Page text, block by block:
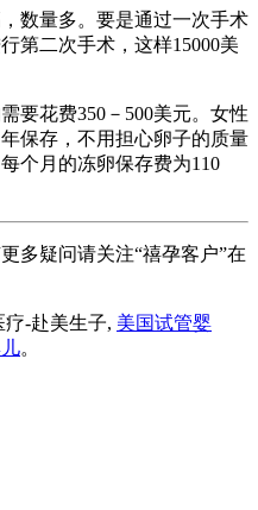
数量多。要是通过一次手术
第二次手术，这样15000美
要花费350－500美元。女性
保存，不用担心卵子的质量
个月的冻卵保存费为110
多疑问请关注“禧孕客户”在
-赴美生子, 美国试管婴
。